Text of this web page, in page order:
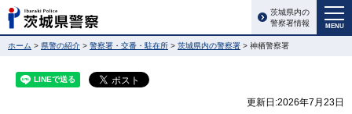
MENU
茨城県内の
警察署情報
ホーム > 県警の紹介 > 警察署・交番・駐在所 > 茨城県内の警察署 > 神栖警察署
更新日:2026年7月23日